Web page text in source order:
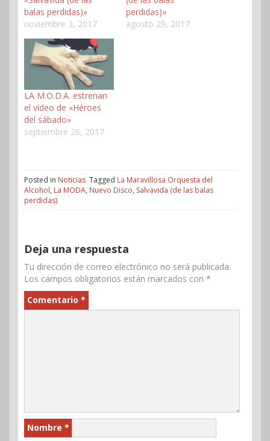
balas perdidas)»
noviembre 3, 2017
perdidas)»
agosto 29, 2017
LA M.O.D.A. estrenan
el vídeo de «Héroes
del sábado»
septiembre 26, 2017
Posted in Noticias Tagged La Maravillosa Orquesta del
Alcohol, La MODA, Nuevo Disco, Salvavida (de las balas
perdidas)
Deja una respuesta
Tu dirección de correo electrónico no será publicada.
Los campos obligatorios están marcados con *
Comentario *
Nombre *